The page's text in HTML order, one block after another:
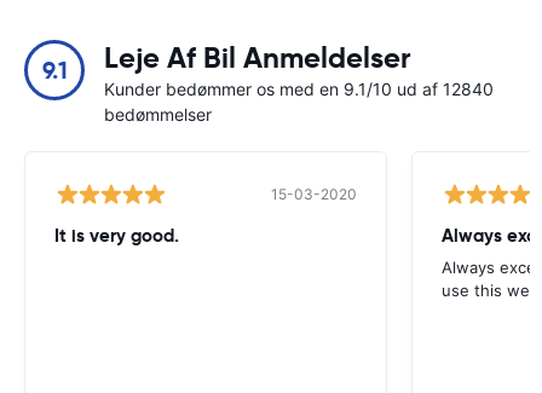
9.1 Leje Af Bil Anmeldelser
Kunder bedømmer os med en 9.1/10 ud af 12840
bedømmelser
15-03-2020
It is very good. Always
Always
use this